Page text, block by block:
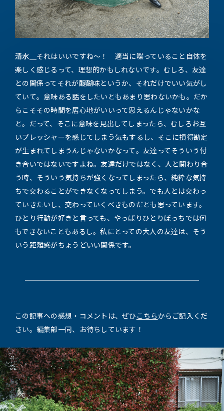
清水＿ それはいいですね～！ 適当に喋っていること自体を
楽しく感じるって、理想的かもしれないです。むしろ、友達
との関係ってそれが醍醐味というか、それだけでいい気がし
ていて。意味ある話をしたいともあまり思わないかも。だか
らこそその時間を居心地がいいって思えるんじゃないかな
と。だって、そこに意味を見出してしまったら、むしろお互
いプレッシャーを感じてしまう気もするし、そこに損得勘定
が生まれてしまうんじゃないかなって。友達ってそういう付
き合いではないですよね。友達だけではなく、人と関わり合
う時、そういう気持ちが強くなってしまったら、純粋な気持
ちで交わることができなくなってしまう。でも人とは交わっ
ていきたいし、交わっていくべきものだとも思っています。
ひとり行動が好きと言っても、やっぱりひとりぼっちでは何
もできないこともあるし。私にとっての大人の友達は、そう
いう距離感がちょうどいい関係です。
この記事への感想・コメントは、ぜひ こちらからご記入くだ
さい。編集部一同、お待ちしています！